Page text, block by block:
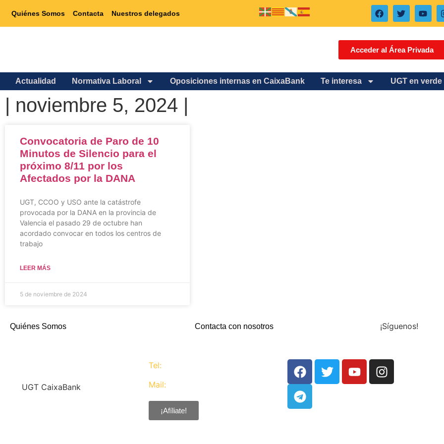
Quiénes Somos Contacta Nuestros delegados
Acceder al Área Privada
Actualidad Normativa Laboral Oposiciones internas en CaixaBank Te interesa UGT en verde
| noviembre 5, 2024 |
Convocatoria de Paro de 10
Minutos de Silencio para el
próximo 8/11 por los
Afectados por la DANA
UGT, CCOO y USO ante la catástrofe
provocada por la DANA en la provincia de
Valencia el pasado 29 de octubre han
acordado convocar en todos los centros de
trabajo
LEER MÁS
5 de noviembre de 2024
Quiénes Somos Contacta con nosotros ¡Síguenos!
UGT CaixaBank
Tel:
Mail:
¡Afíliate!